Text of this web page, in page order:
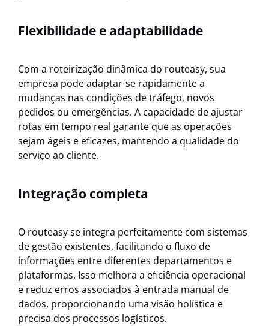
Flexibilidade e adaptabilidade
Com a roteirização dinâmica do routeasy, sua
empresa pode adaptar-se rapidamente a
mudanças nas condições de tráfego, novos
pedidos ou emergências. A capacidade de ajustar
rotas em tempo real garante que as operações
sejam ágeis e eficazes, mantendo a qualidade do
serviço ao cliente.
Integração completa
O routeasy se integra perfeitamente com sistemas
de gestão existentes, facilitando o fluxo de
informações entre diferentes departamentos e
plataformas. Isso melhora a eficiência operacional
e reduz erros associados à entrada manual de
dados, proporcionando uma visão holística e
precisa dos processos logísticos.